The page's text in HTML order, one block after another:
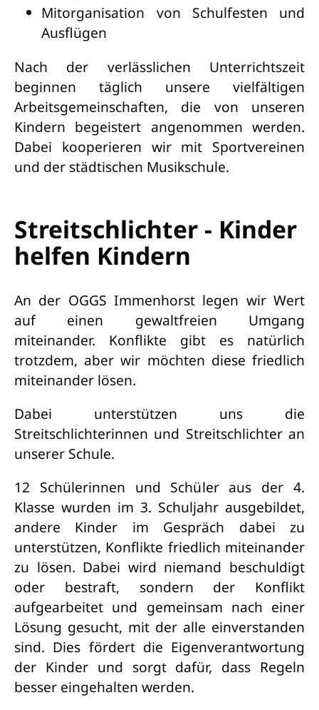
Mitorganisation von Schulfesten und
Ausflügen
Nach der verlässlichen Unterrichtszeit
beginnen täglich unsere vielfältigen
Arbeitsgemeinschaften, die von unseren
Kindern begeistert angenommen werden.
Dabei kooperieren wir mit Sportvereinen
und der städtischen Musikschule.
Streitschlichter - Kinder
helfen Kindern
An der OGGS Immenhorst legen wir Wert
auf einen gewaltfreien Umgang
miteinander. Konflikte gibt es natürlich
trotzdem, aber wir möchten diese friedlich
miteinander lösen.
Dabei unterstützen uns die
Streitschlichterinnen und Streitschlichter an
unserer Schule.
12 Schülerinnen und Schüler aus der 4.
Klasse wurden im 3. Schuljahr ausgebildet,
andere Kinder im Gespräch dabei zu
unterstützen, Konflikte friedlich miteinander
zu lösen. Dabei wird niemand beschuldigt
oder bestraft, sondern der Konflikt
aufgearbeitet und gemeinsam nach einer
Lösung gesucht, mit der alle einverstanden
sind. Dies fördert die Eigenverantwortung
der Kinder und sorgt dafür, dass Regeln
besser eingehalten werden.